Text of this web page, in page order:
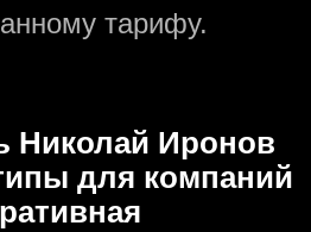
тарифу.
Николай Иронов
для компаний